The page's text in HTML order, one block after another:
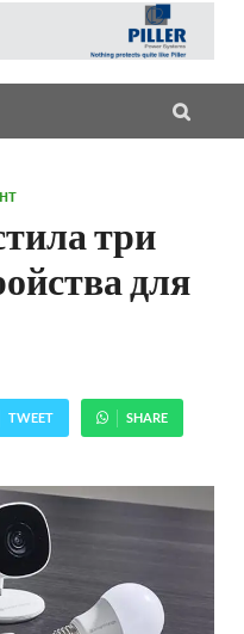
три
для
TWEET SHARE